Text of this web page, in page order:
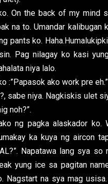
On the back of my mind
na to. Umandar kalibugan
pants ko.
Pag nilagay ko kasi
niya lalo.
:”Papasok ako work pre
sabe niya. Nagkiskis ulet
noh?”.
ng pagka alaskador ko.
ka kuya ng aircon
Napatawa lang sya so
yung ice sa pagitan
Nagstart na sya mag